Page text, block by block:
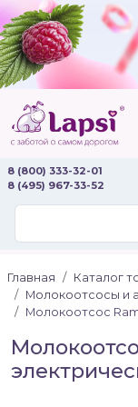
8 (800) 333-32-01
8 (495) 967-33-52
Главная
Каталог
Молокоотсосы и
Молокоотсос